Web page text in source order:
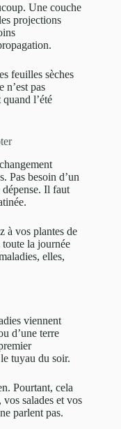
Une couche
projections
feuilles sèches
n’est pas
l’été
Pas besoin d’un
Il faut
à vos plantes de
toute la journée
elles,
viennent
d’une terre
tuyau du soir.
Pourtant, cela
salades et vos
parlent pas.